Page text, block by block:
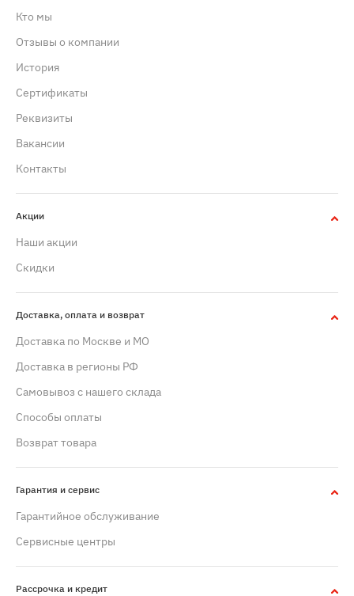
Кто мы
Отзывы о компании
История
Сертификаты
Реквизиты
Вакансии
Контакты
Акции
Наши акции
Скидки
Доставка, оплата и возврат
Доставка по Москве и МО
Доставка в регионы РФ
Самовывоз с нашего склада
Способы оплаты
Возврат товара
Гарантия и сервис
Гарантийное обслуживание
Сервисные центры
Рассрочка и кредит